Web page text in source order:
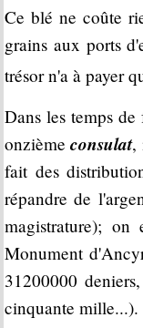
Ce blé ne coûte
grains aux ports
trésor n'a à payer
Dans les temps
onzièmeconsulat,
fait des
répandre de
magistrature);
Monument
31200000
cinquante mille...).